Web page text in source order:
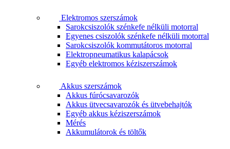
Elektromos szerszámok
Sarokcsiszolók szénkefe nélküli motorral
Egyenes csiszolók szénkefe nélküli motorral
Sarokcsiszolók kommutátoros motorral
Elektropneumatikus kalapácsok
Egyéb elektromos kéziszerszámok
Akkus szerszámok
Akkus fúrócsavarozók
Akkus ütvecsavarozók és ütvebehajtók
Egyéb akkus kéziszerszámok
Mérés
Akkumulátorok és töltők